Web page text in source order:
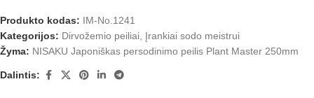
Produkto kodas: IM-No.1241
Kategorijos: Dirvožemio peiliai Įrankiai sodo meistrui
Žyma: NISAKU Japoniškas persodinimo peilis Plant Master 250mm
Dalintis: